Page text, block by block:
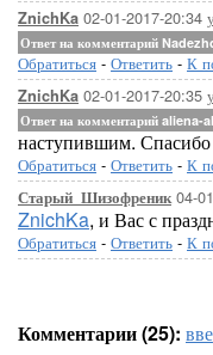
ZnichKa 02-01-2017-20:34
Ответ на комментарий
Обратиться - Ответить - К
ZnichKa 02-01-2017-20:35
Ответ на комментарий aliena-
наступившим. Спасибо
Обратиться - Ответить - К
Старый_Шизофреник04-
ZnichKa, и Вас с
Обратиться - Ответить - К
Комментарии (25):